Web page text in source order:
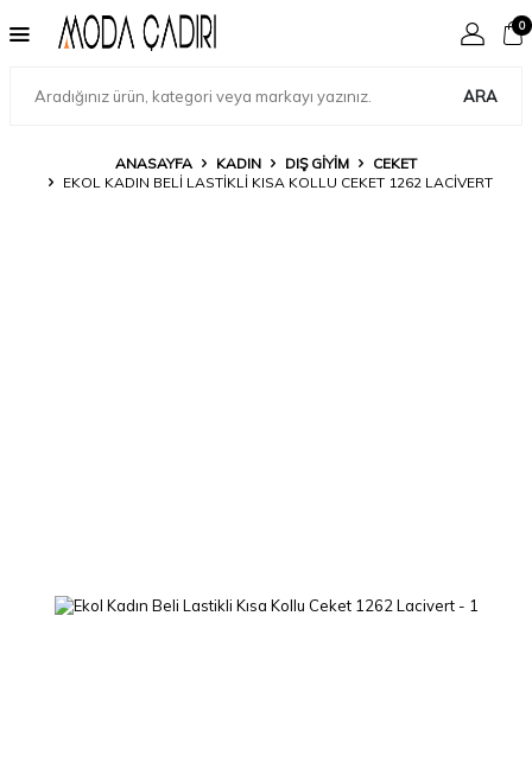
ARA
0
ANASAYFA KADIN DIŞ GIYIM
CEKET
EKOL KADIN BELI LASTIKLI KISA KOLLU CEKET 1262 LACIVERT